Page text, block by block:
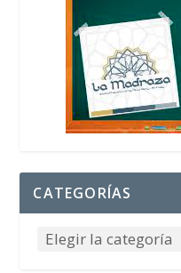
CATEGORÍAS